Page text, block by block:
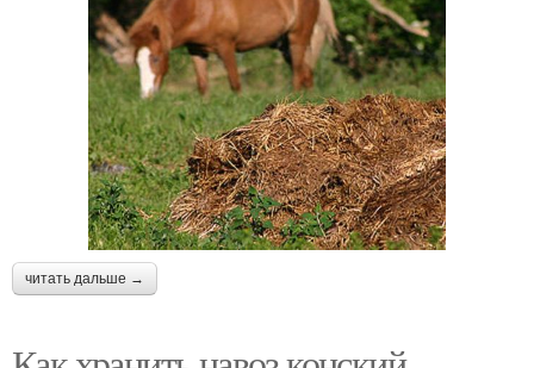
читать дальше →